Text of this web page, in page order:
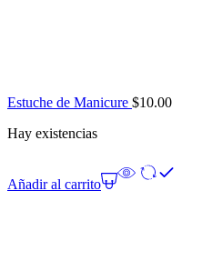
Estuche de Manicure $10.00
Hay existencias
Añadir al carrito